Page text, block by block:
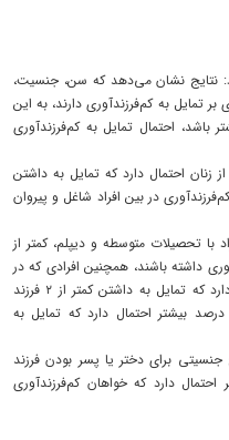
نتایج نشان می‌دهد که سن، جنسیت،
تمایل به کم‌فرزندآوری دارند، به این
احتمال تمایل به کم‌فرزندآوری
مردان ۴۶.۹ درصد بیشتر از زنان احتمال دارد که تمایل به داشتن
به کم‌فرزندآوری در بین افراد شاغل و پیروان
تحصیلات متوسطه و دیپلم، کمتر از
داشته باشند، همچنین افرادی که در
سنین بالاتری ازدواج کرده‌اند، احتمال بیشتری دارد که تمایل به داشتن کمتر از ۲ فرزند
داشته باشند و مردان در مقایسه با زنان ۵۰ درصد بیشتر احتمال دارد که تمایل به
برای دختر یا پسر بودن فرزند
با سایرین ۵۲ درصد بیشتر احتمال دارد که خواهان کم‌فرزندآوری